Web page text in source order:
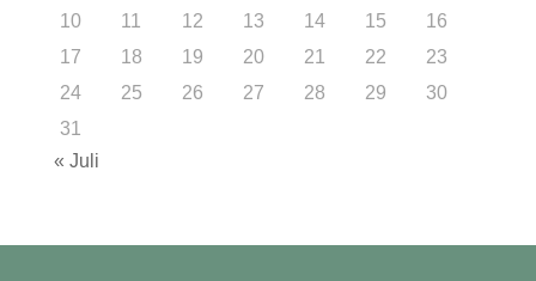
10
11 12 13 14 15
16
17
18 19 20 21 22
23
24
25 26 27 28 29
30
31
« Juli